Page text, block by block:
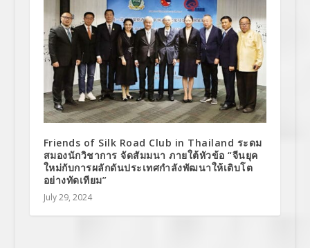
Friends of Silk Road Club in Thailand ระดม
สมองนักวิชาการ จัดสัมมนา ภายใต้หัวข้อ “จีนยุค
ใหม่กับการผลักดันประเทศกำลังพัฒนาให้เติบโต
อย่างทัดเทียม”
July 29, 2024